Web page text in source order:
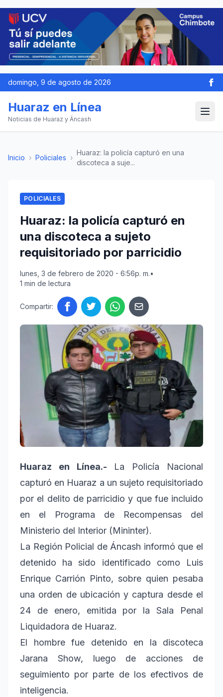
domingo, 9 de agosto de 2026
Huaraz en Línea
Noticias de Huaraz y Áncash
Inicio › Policiales ›
Huaraz: la policía capturó en una
discoteca a suje...
POLICIALES
Huaraz: la policía capturó en
una discoteca a sujeto
requisitoriado por parricidio
lunes, 3 de febrero de 2020 - 6:56p. m.•
1 min de lectura
Compartir:
Huaraz en Línea.- La Policía Nacional
capturó en Huaraz a un sujeto requisitoriado
por el delito de parricidio y que fue incluido
en el Programa de Recompensas del
Ministerio del Interior (Mininter).
La Región Policial de Áncash informó que el
detenido ha sido identificado como Luis
Enrique Carrión Pinto, sobre quien pesaba
una orden de ubicación y captura desde el
24 de enero, emitida por la Sala Penal
Liquidadora de Huaraz.
El hombre fue detenido en la discoteca
Jarana Show, luego de acciones de
seguimiento por parte de los efectivos de
inteligencia.